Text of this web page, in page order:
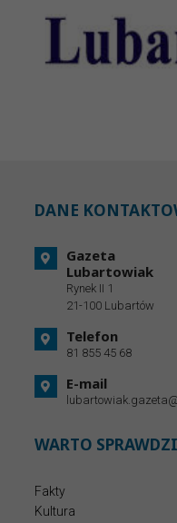
DANE
Gazeta
Lubartowiak
Rynek II 1
21-100 Lubartów
Telefon
81 855 45 68
E-mail
WARTO
Fakty
Kultura